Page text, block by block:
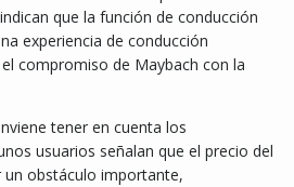
que la función de conducción
experiencia de conducción
compromiso de Maybach con la
tener en cuenta los
usuarios señalan que el precio del
un obstáculo importante,